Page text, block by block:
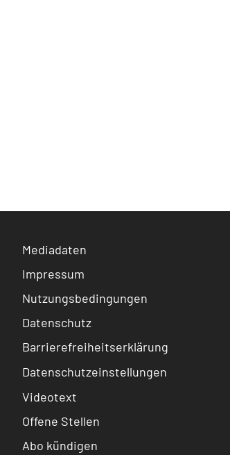
Mediadaten
Impressum
Nutzungsbedingungen
Datenschutz
Barrierefreiheitserklärung
Datenschutzeinstellungen
Videotext
Offene Stellen
Abo kündigen